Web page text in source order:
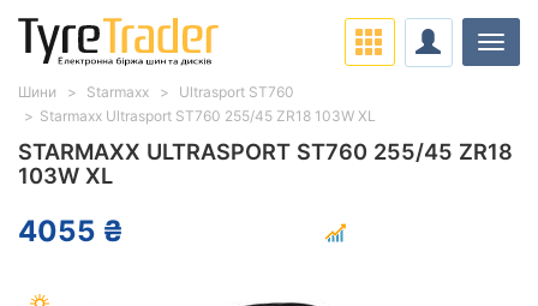
STARMAXX ULTRASPORT ST760 255/45 ZR18
103W XL
4055 ₴
Шини Starmaxx
Ultrasport ST760
Starmaxx Ultrasport ST760 255/45 ZR18 103W XL